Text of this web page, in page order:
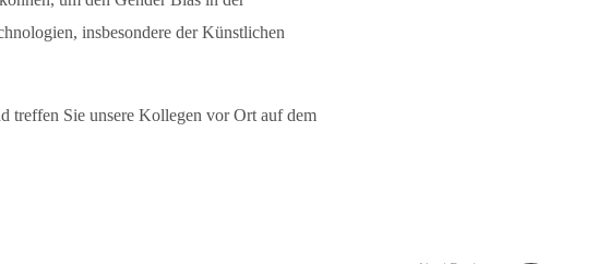
insbesondere der Künstlichen
treffen Sie unsere Kollegen vor Ort auf dem